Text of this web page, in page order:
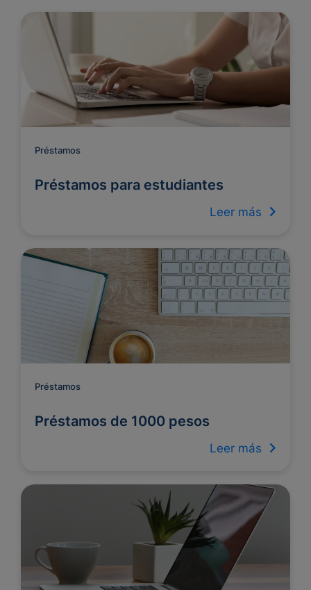
Préstamos
Préstamos para estudiantes
Leer más
Préstamos
Préstamos de 1000 pesos
Leer más